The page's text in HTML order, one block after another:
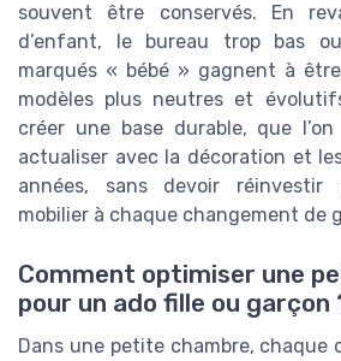
souvent être conservés. En
d’enfant, le bureau trop bas
marqués « bébé » gagnent à
modèles plus neutres et
créer une base durable, que
actualiser avec la décoration et
années, sans devoir réinvestir
mobilier à chaque changement de
Comment optimiser une
pour un ado fille ou garçon
Dans une petite chambre,